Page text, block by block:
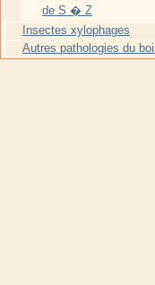
de S � Z
Insectes xylophages
Autres pathologies du